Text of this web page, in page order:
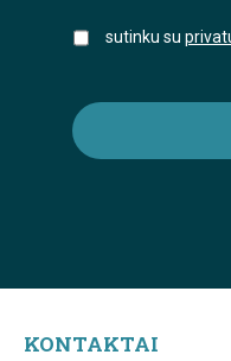
sutinku su
KONTAKTAI